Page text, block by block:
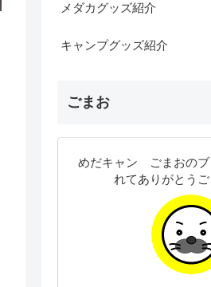
メダカグッズ紹介
キャンプグッズ紹介
ごまお
めだキャン ごまおのブ
れてありがとうご